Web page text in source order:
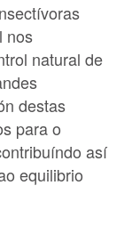
nos
natural de
destas
para o
así
equilibrio